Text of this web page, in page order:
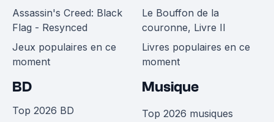
Assassin's Creed: Black
Flag - Resynced
Jeux populaires en ce
moment
Le Bouffon de la
couronne, Livre II
Livres populaires en ce
moment
BD
Top 2026 BD
Musique
Top 2026 musiques